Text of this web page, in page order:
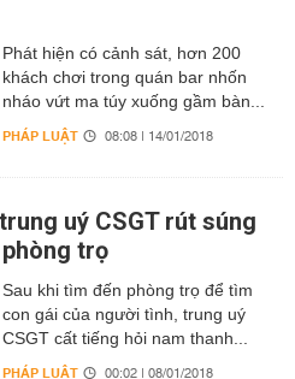
Phát hiện có cảnh sát, hơn 200
khách chơi trong quán bar nhốn
nháo vứt ma túy xuống gầm bàn...
PHÁP LUẬT 08:08 | 14/01/2018
uý CSGT rút súng
trọ
Sau khi tìm đến phòng trọ để tìm
con gái của người tình, trung uý
CSGT cất tiếng hỏi nam thanh...
PHÁP LUẬT 00:02 | 08/01/2018